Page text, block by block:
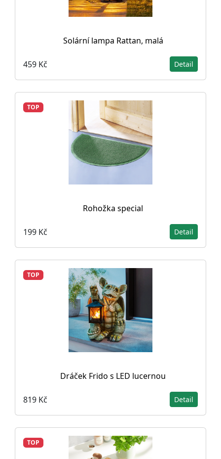
Solární lampa Rattan, malá
459 Kč Detail
TOP
Rohožka special
199 Kč Detail
TOP
Dráček Frido s LED lucernou
819 Kč Detail
TOP